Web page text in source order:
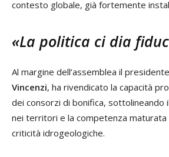
contesto globale, già fortemente
«La politica ci dia
Al margine dell’assemblea il
Vincenzi, ha rivendicato la capacità
dei consorzi di bonifica, sottolineando
nei territori e la competenza
criticità idrogeologiche.